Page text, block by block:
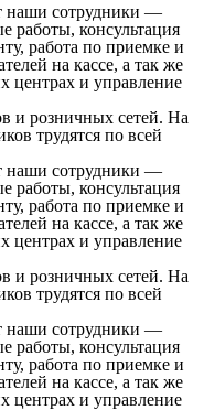
наши сотрудники —
работы, консультация
работа по приемке и
на кассе, а так же
центрах и управление
и розничных сетей. На
трудятся по всей
наши сотрудники —
работы, консультация
работа по приемке и
на кассе, а так же
центрах и управление
и розничных сетей. На
трудятся по всей
наши сотрудники —
работы, консультация
работа по приемке и
на кассе, а так же
центрах и управление